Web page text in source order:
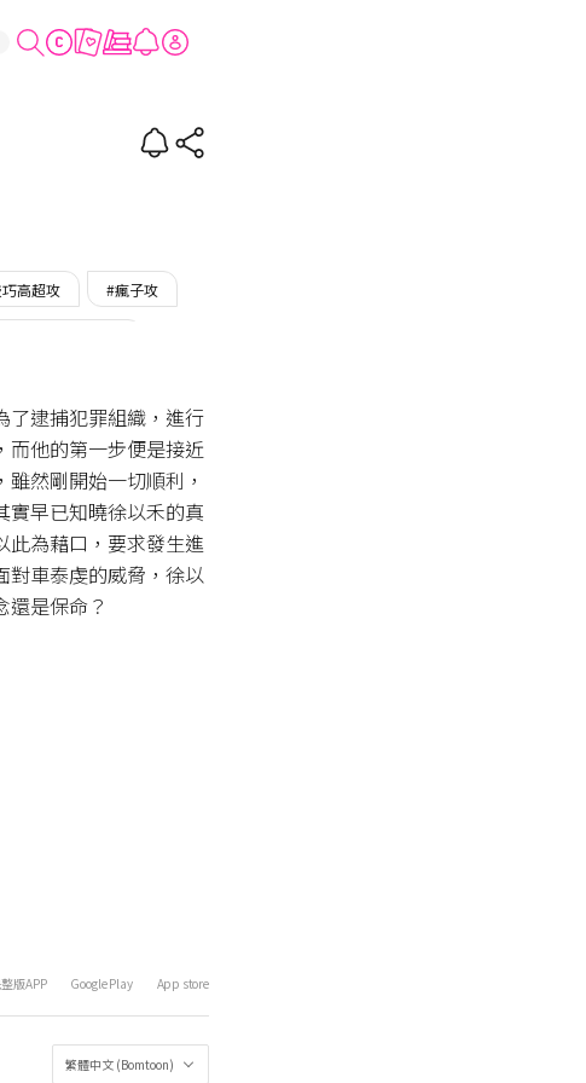
的
高超攻 #瘋子攻
了逮捕犯罪組織，進行
而他的第一步便是接近
雖然剛開始一切順利，
實早已知曉徐以禾的真
此為藉口，要求發生進
對車泰虔的威脅，徐以
還是保命？
版APP Google Play App store
繁體中文 (Bomtoon)